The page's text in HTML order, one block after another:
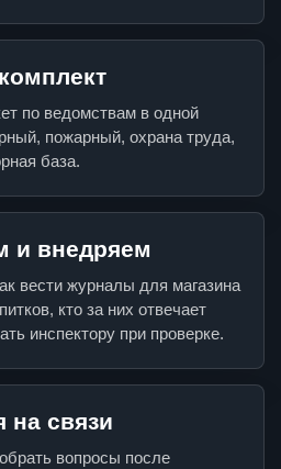
по ведомствам в одной
пожарный, охрана труда,
база.
и внедряем
вести журналы для магазина
кто за них отвечает
инспектору при проверке.
на связи
вопросы после